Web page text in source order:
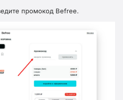
промокод Befree.